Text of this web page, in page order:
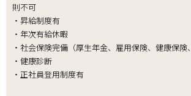
則不可
・昇給制度有
・年次有給休暇
・社会保険完備（厚生年金、雇用保険、健康保険
・健康診断
・正社員登用制度有